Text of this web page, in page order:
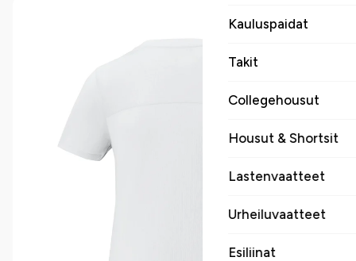
Kauluspaidat
Takit
Collegehousut
Housut & Shortsit
Lastenvaatteet
Urheiluvaatteet
Esiliinat